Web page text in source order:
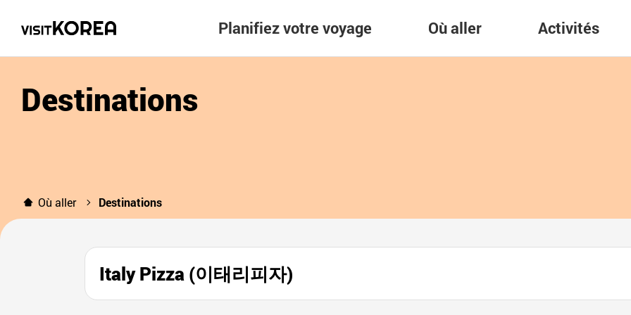
Planifiez votre voyage Où aller Activités
Destinations
Où aller Destinations
Italy Pizza (이태리피자)